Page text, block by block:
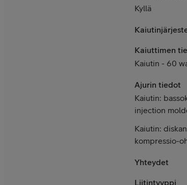
Kyllä
Kaiuttimen
Kaiutin - 60
Ajurin tiedot
Kaiutin:
injection
Kaiutin:
kompressio-
Yhteydet
Liitintyyppi